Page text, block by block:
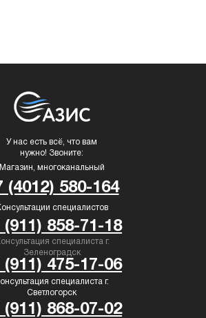
У нас есть всё, что вам
нужно! Звоните:
Магазин, многоканальный
специалиста г.
Светлогорск
специалиста г.
Зеленоградск
специалистов
(911) 858-71-18
(911) 475-17-06
(911) 868-07-02
(4012) 580-164